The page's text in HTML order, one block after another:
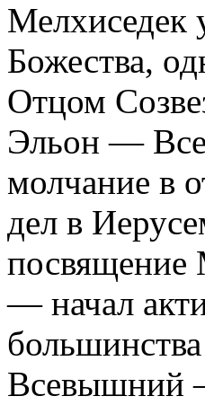
Мелхиседек
Божества,
Отцом
Эльон —
молчание в
дел в
— начал
Всевышний